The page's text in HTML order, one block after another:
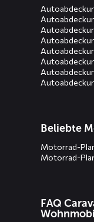
Beliebte
Motorrad-
Motorrad-
FAQ